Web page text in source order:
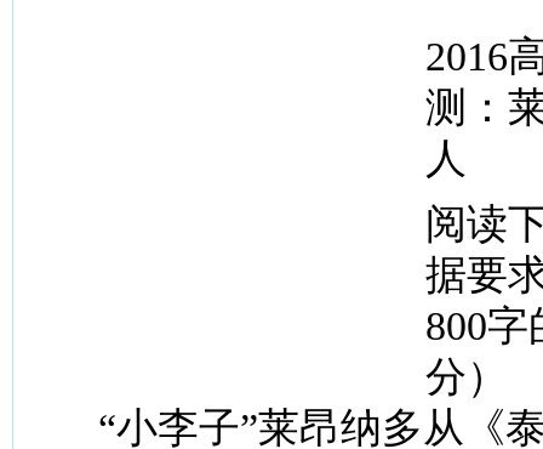
2016
测：
人
阅读
据要
800字
分）
“小李子”莱昂纳多从《泰